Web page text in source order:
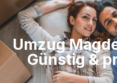
Umzug
Günstig &